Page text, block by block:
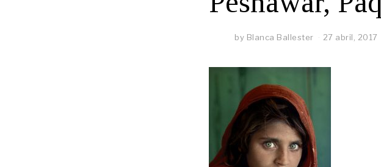
by Blanca Ballester 27 abril, 2017